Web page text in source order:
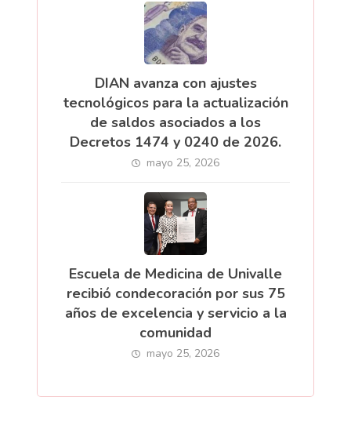
DIAN avanza con ajustes
tecnológicos para la actualización
de saldos asociados a los
Decretos 1474 y 0240 de 2026.
mayo 25, 2026
Escuela de Medicina de Univalle
recibió condecoración por sus 75
años de excelencia y servicio a la
comunidad
mayo 25, 2026